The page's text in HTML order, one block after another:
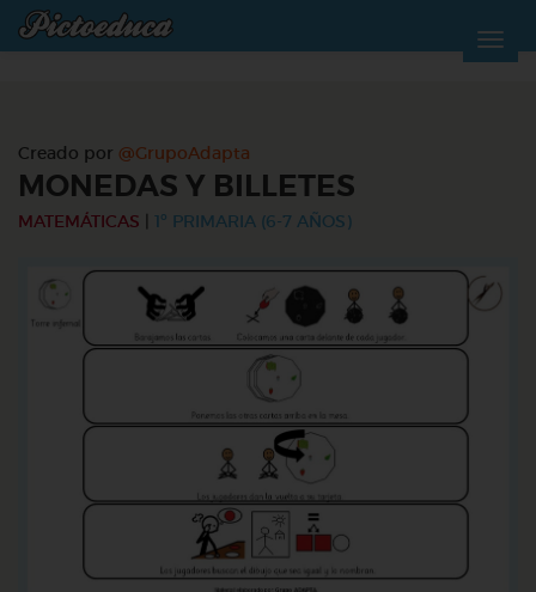
Creado por @GrupoAdapta
MONEDAS Y BILLETES
MATEMÁTICAS 1º PRIMARIA (6-7 AÑOS)